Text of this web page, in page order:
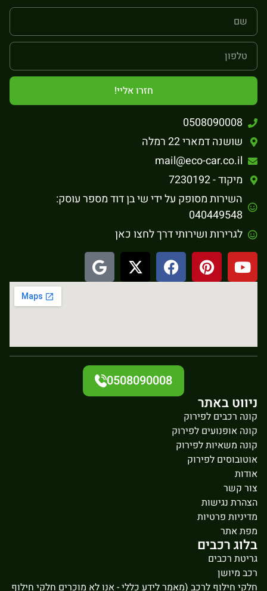
חזרו אליי!
0508090008
שושנה דמארי 22 רמלה
mail@eco-car.co.il
מיקוד - 7230192
השירות מסופק על ידי שי בן דוד מספר עוסק:
040449548
לגרירות ושירותי דרך לחצו כאן
0508090008
ניווט באתר
קונה רכבים לפירוק
קונה אופנועים לפירוק
קונה משאיות לפירוק
אוטובוסים לפירוק
אודות
צור קשר
הצהרת נגישות
מדיניות פרטיות
מפת אתר
בלוג רכבים
גריטת רכבים
רכב מיושן
חלקי חילוף לרכב (מאמר לידע כללי - אנו לא מוכרים חלקי חילוף